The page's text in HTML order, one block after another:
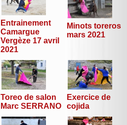
Entrainement
Camargue
Vergèze 17 avril
2021
Minots toreros
mars 2021
Toreo de salon
Marc SERRANO
Exercice de
cojida